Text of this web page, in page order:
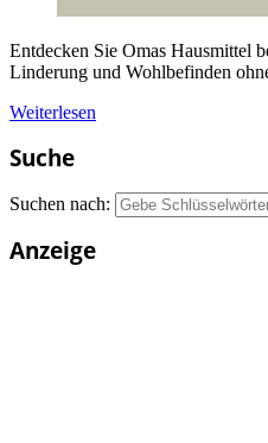
Entdecken Sie Omas Hausmittel
Linderung und Wohlbefinden
Weiterlesen
Suche
Suchen nach:
Anzeige